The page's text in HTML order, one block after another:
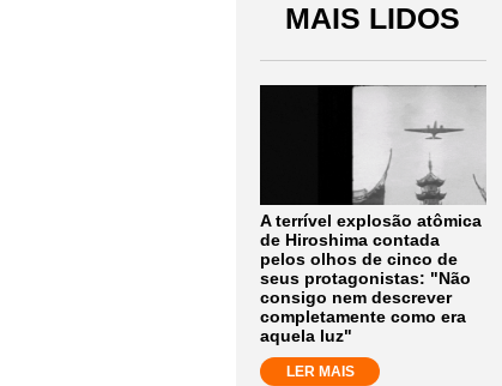
MAIS LIDOS
A terrível explosão atômica
de Hiroshima contada
pelos olhos de cinco de
seus protagonistas: "Não
consigo nem descrever
completamente como era
aquela luz"
LER MAIS